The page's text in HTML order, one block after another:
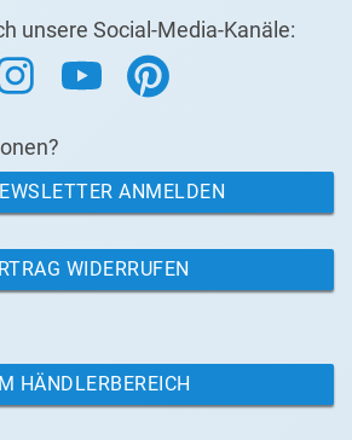
unsere Social-Media-Kanäle:
ANMELDEN
WIDERRUFEN
HÄNDLERBEREICH